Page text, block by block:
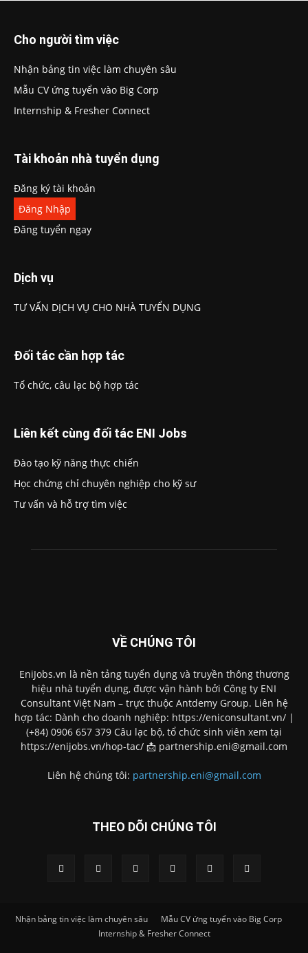
Cho người tìm việc
Nhận bảng tin việc làm chuyên sâu
Mẫu CV ứng tuyển vào Big Corp
Internship & Fresher Connect
Tài khoản nhà tuyển dụng
Đăng ký tài khoản
Đăng Nhập
Đăng tuyển ngay
Dịch vụ
TƯ VẤN DỊCH VỤ CHO NHÀ TUYỂN DỤNG
Đối tác cần hợp tác
Tổ chức, câu lạc bộ hợp tác
Liên kết cùng đối tác ENI Jobs
Đào tạo kỹ năng thực chiến
Học chứng chỉ chuyên nghiệp cho kỹ sư
Tư vấn và hỗ trợ tìm việc
VỀ CHÚNG TÔI
EniJobs.vn là nền tảng tuyển dụng và truyền thông thương
hiệu nhà tuyển dụng, được vận hành bởi Công ty ENI
Consultant Việt Nam – trực thuộc Antdemy Group. Liên hệ
hợp tác: Dành cho doanh nghiệp: https://eniconsultant.vn/ |
(+84) 0906 657 379 Câu lạc bộ, tổ chức sinh viên xem tại
https://enijobs.vn/hop-tac/ 📩 partnership.eni@gmail.com
Liên hệ chúng tôi: partnership.eni@gmail.com
THEO DÕI CHÚNG TÔI
Nhận bảng tin việc làm chuyên sâu
Mẫu CV ứng tuyển vào Big Corp
Internship & Fresher Connect